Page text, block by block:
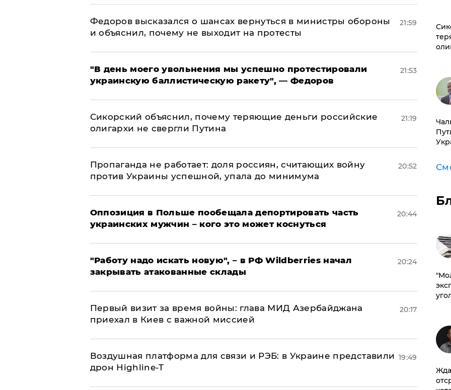
Федоров высказался о шансах вернуться в министры обороны
и объяснил, почему не выходит на протесты
21:59
​"В день моего увольнения мы успешно протестировали
украинскую баллистическую ракету", — Федоров
21:53
Сикорский объяснил, почему теряющие деньги российские
олигархи не свергли Путина
21:19
​Пропаганда не работает: доля россиян, считающих войну
против Украины успешной, упала до минимума
20:52
Оппозиция в Польше пообещала депортировать часть
украинских мужчин – кого это может коснуться
20:44
"Работу надо искать новую", – в РФ Wildberries начал
закрывать атакованные склады
20:24
Первый визит за время войны: глава МИД Азербайджана
приехал в Киев с важной миссией
20:17
Воздушная платформа для связи и РЭБ: в Украине представили
дрон Highline-T
19:49